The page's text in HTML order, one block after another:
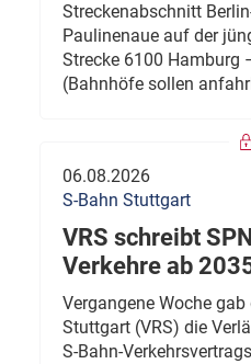
Streckenabschnitt
Paulinenaue auf der
Strecke 6100 Hamburg
(Bahnhöfe sollen
06.08.2026
S-Bahn Stuttgart
VRS schreibt
Verkehre ab
Vergangene Woche
Stuttgart (VRS) die
S-Bahn-